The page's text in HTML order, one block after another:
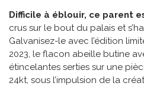
Difficile à éblouir, ce parent
crus sur le bout du palais et
Galvanisez-le avec l’édition
2023, le flacon abeille butine
étincelantes serties sur une
24kt, sous l’impulsion de la